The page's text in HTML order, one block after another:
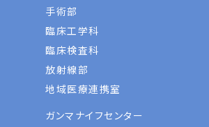
手術部
臨床工学科
臨床検査科
放射線部
地域医療連携室
ガンマナイフセンター